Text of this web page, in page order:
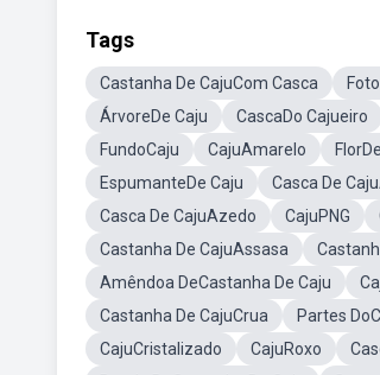
Tags
Castanha De CajuCom Casca
ÁrvoreDe Caju
CascaDo Cajueiro
FundoCaju
CajuAmarelo
EspumanteDe Caju
Casca De
Casca De CajuAzedo
CajuPNG
Castanha De CajuAssasa
Amêndoa DeCastanha De Caju
Castanha De CajuCrua
Partes
CajuCristalizado
CajuRoxo